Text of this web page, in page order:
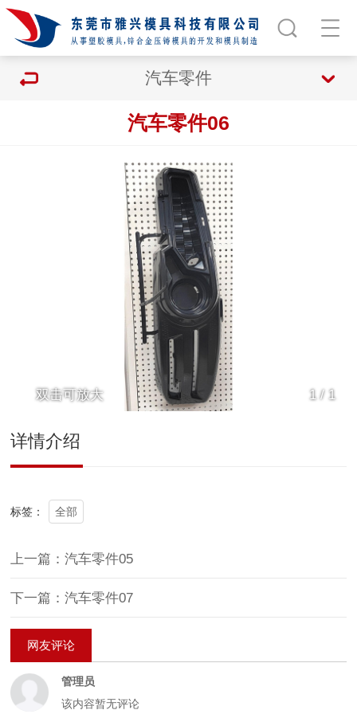
汽车零件
汽车零件06
1/ 1
双击可放大
详情介绍
标签： 全部
上一篇：汽车零件05
下一篇：汽车零件07
网友评论
管理员
该内容暂无评论